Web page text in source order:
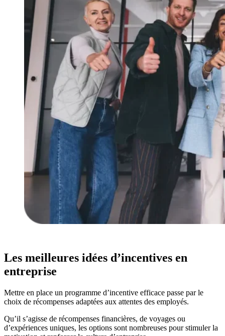
Les meilleures idées d’incentives en
entreprise
Mettre en place un programme d’incentive efficace passe par le
choix de récompenses adaptées aux attentes des employés.
Qu’il s’agisse de récompenses financières, de voyages ou
d’expériences uniques, les options sont nombreuses pour stimuler la